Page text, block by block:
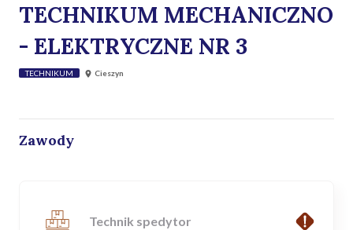
TECHNIKUM MECHANICZNO
- ELEKTRYCZNE NR 3
TECHNIKUM Cieszyn
Zawody
Technik spedytor